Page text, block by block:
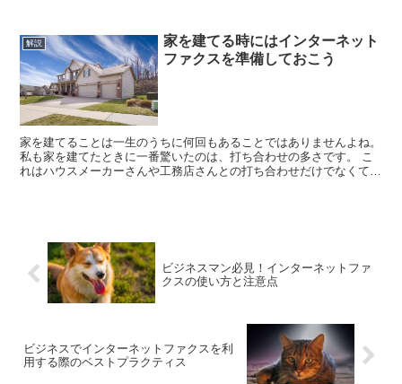
解説
家を建てる時にはインターネット
ファクスを準備しておこう
家を建てることは一生のうちに何回もあることではありませんよね。
私も家を建てたときに一番驚いたのは、打ち合わせの多さです。 こ
れはハウスメーカーさんや工務店さんとの打ち合わせだけでなくて、
ビジネスマン必見！インターネットファ
クスの使い方と注意点
ビジネスでインターネットファクスを利
用する際のベストプラクティス